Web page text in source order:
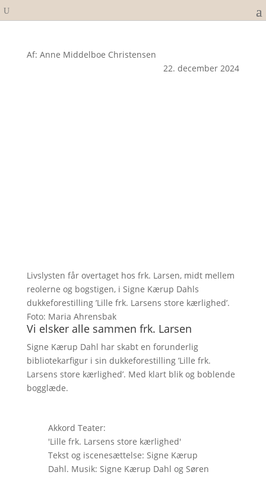
Af: Anne Middelboe Christensen
22. december 2024
Livslysten får overtaget hos frk. Larsen, midt mellem
reolerne og bogstigen, i Signe Kærup Dahls
dukkeforestilling ’Lille frk. Larsens store kærlighed’.
Foto: Maria Ahrensbak
Vi elsker alle sammen frk. Larsen
Signe Kærup Dahl har skabt en forunderlig
bibliotekarfigur i sin dukkeforestilling ’Lille frk.
Larsens store kærlighed’. Med klart blik og boblende
bogglæde.
Akkord Teater:
'Lille frk. Larsens store kærlighed'
Tekst og iscenesættelse: Signe Kærup
Dahl. Musik: Signe Kærup Dahl og Søren